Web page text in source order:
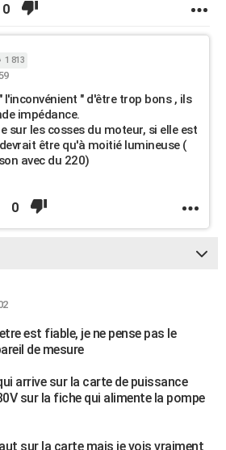
0
1 813
l'inconvénient " d'être trop bons , ils
impédance.
sur les cosses du moteur, si elle est
être qu'à moitié lumineuse (
avec du 220)
0
est fiable, je ne pense pas le
de mesure
arrive sur la carte de puissance
sur la fiche qui alimente la pompe
sur la carte mais je vois vraiment